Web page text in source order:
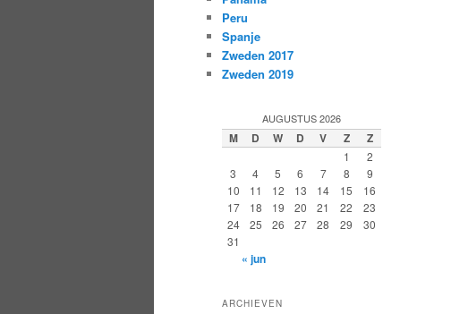
Peru
Spanje
Zweden 2017
Zweden 2019
AUGUSTUS 2026
M D W D V Z Z
1
2
3
4 5 6 7 8
9
10
11 12 13 14 15
16
17
18 19 20 21 22
23
24
25 26 27 28 29
30
31
« jun
ARCHIEVEN